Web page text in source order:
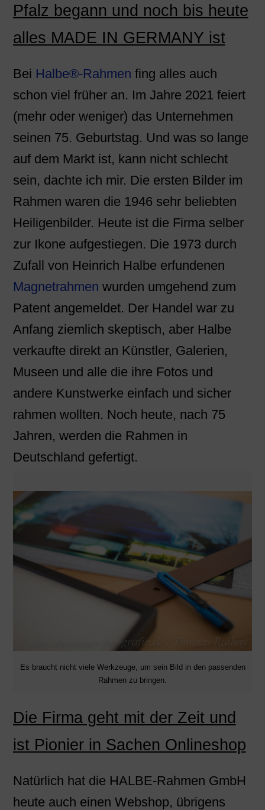
Pfalz begann und noch bis heute
alles MADE IN GERMANY ist
Bei Halbe®-Rahmen fing alles auch
schon viel früher an. Im Jahre 2021 feiert
(mehr oder weniger) das Unternehmen
seinen 75. Geburtstag. Und was so lange
auf dem Markt ist, kann nicht schlecht
sein, dachte ich mir. Die ersten Bilder im
Rahmen waren die 1946 sehr beliebten
Heiligenbilder. Heute ist die Firma selber
zur Ikone aufgestiegen. Die 1973 durch
Zufall von Heinrich Halbe erfundenen
Magnetrahmen wurden umgehend zum
Patent angemeldet. Der Handel war zu
Anfang ziemlich skeptisch, aber Halbe
verkaufte direkt an Künstler, Galerien,
Museen und alle die ihre Fotos und
andere Kunstwerke einfach und sicher
rahmen wollten. Noch heute, nach 75
Jahren, werden die Rahmen in
Deutschland gefertigt.
Es braucht nicht viele Werkzeuge, um sein Bild in den passenden
Rahmen zu bringen.
Die Firma geht mit der Zeit und
ist Pionier in Sachen Onlineshop
Natürlich hat die HALBE-Rahmen GmbH
heute auch einen Webshop, übrigens